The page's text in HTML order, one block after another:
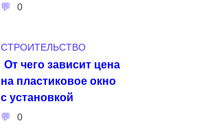
0
СТРОИТЕЛЬСТВО
От чего зависит цена
на пластиковое окно
с установкой
0